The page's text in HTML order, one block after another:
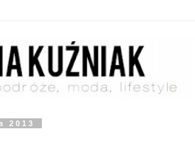
2013